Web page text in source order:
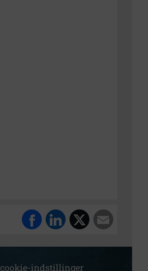
cookie-indstillinger